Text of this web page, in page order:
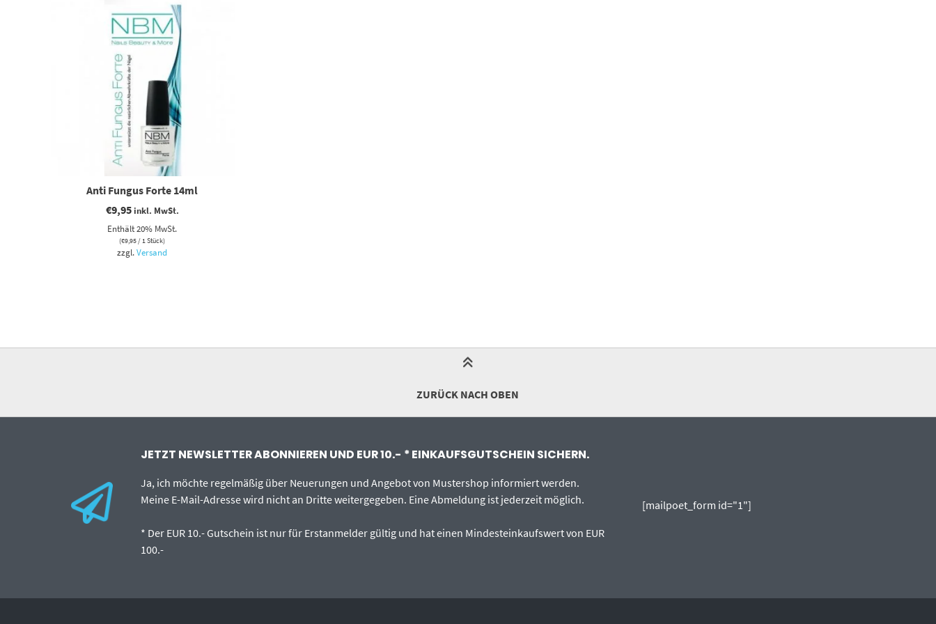
Anti Fungus Forte 14ml
€9,95 inkl. MwSt.
Enthält 20% MwSt.
(€9,95 / 1 Stück)
zzgl.Versand
ZURÜCK NACH OBEN
JETZT NEWSLETTER ABONNIEREN UND EUR 10.- * EINKAUFSGUTSCHEIN SICHERN.
Ja, ich möchte regelmäßig über Neuerungen und Angebot von Mustershop informiert werden.
Meine E-Mail-Adresse wird nicht an Dritte weitergegeben. Eine Abmeldung ist jederzeit möglich.
* Der EUR 10.- Gutschein ist nur für Erstanmelder gültig und hat einen Mindesteinkaufswert von EUR
100.-
[mailpoet_form id="1"]